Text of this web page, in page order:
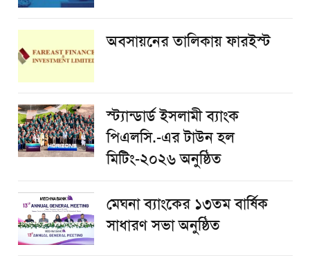
অবসায়নের তালিকায় ফারইস্ট
স্ট্যান্ডার্ড ইসলামী ব্যাংক
পিএলসি.-এর টাউন হল
মিটিং-২০২৬ অনুষ্ঠিত
মেঘনা ব্যাংকের ১৩তম বার্ষিক
সাধারণ সভা অনুষ্ঠিত